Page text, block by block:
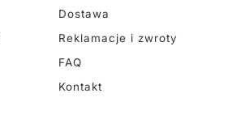
Dostawa
Reklamacje i zwroty
FAQ
Kontakt